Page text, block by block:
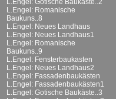
L.Engel: Gotische Baukäste..2
L.Engel: Romanische
Baukuns..8
L.Engel: Neues Landhaus
L.Engel: Neues Landhaus1
L.Engel: Romanische
Baukuns..9
L.Engel: Fensterbaukasten
L.Engel: Neues Landhaus2
L.Engel: Fassadenbaukästen
L.Engel: Fassadenbaukästen1
L.Engel: Gotische Baukäste..3